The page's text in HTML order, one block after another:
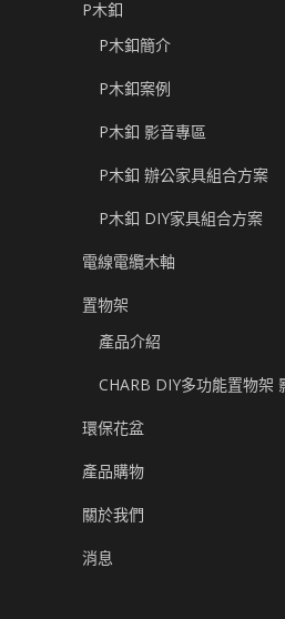
P木釦
P木釦簡介
P木釦案例
P木釦 影音專區
P木釦 辦公家具組合方案
P木釦 DIY家具組合方案
電線電纜木軸
置物架
產品介紹
CHARB DIY多功能置物架
環保花盆
產品購物
關於我們
消息